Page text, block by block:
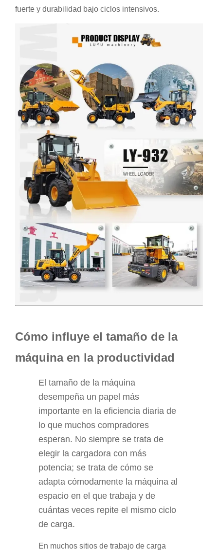
fuerte y durabilidad bajo ciclos intensivos.
Cómo influye el tamaño de la
máquina en la productividad
El tamaño de la máquina
desempeña un papel más
importante en la eficiencia diaria de
lo que muchos compradores
esperan. No siempre se trata de
elegir la cargadora con más
potencia; se trata de cómo se
adapta cómodamente la máquina al
espacio en el que trabaja y de
cuántas veces repite el mismo ciclo
de carga.
En muchos sitios de trabajo de carga